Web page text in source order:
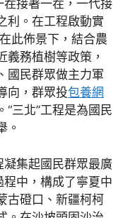
茬接著一茬，一代接
利。在工程啟動實
此佈景下，結合農
義務植樹等政策，
國民群眾做主力軍
向，群眾投包養網
三北”工程是為國民
。
凝集起國民群眾最廣
程中，構成了寧夏中
古磴口、新疆柯柯